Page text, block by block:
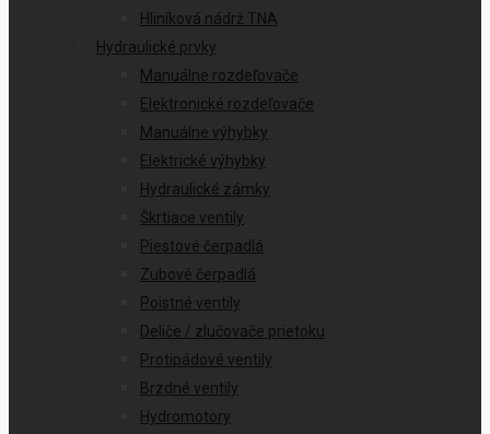
Hliníková nádrž TNA
Hydraulické prvky
Manuálne rozdeľovače
Elektronické rozdeľovače
Manuálne výhybky
Elektrické výhybky
Hydraulické zámky
Škrtiace ventily
Piestové čerpadlá
Zubové čerpadlá
Poistné ventily
Deliče / zlučovače prietoku
Protipádové ventily
Brzdné ventily
Hydromotory